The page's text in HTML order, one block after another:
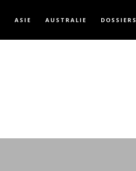
ASIE AUSTRALIE DOSSIERS